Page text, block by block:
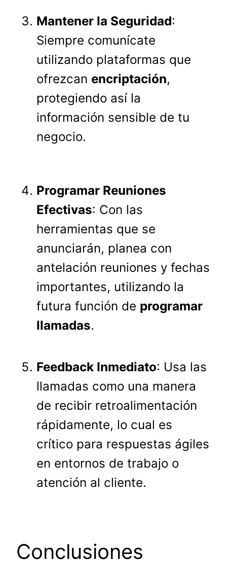
Mantener la Seguridad:
Siempre comunícate
utilizando plataformas que
ofrezcan encriptación,
protegiendo así la
información sensible de tu
negocio.
Programar Reuniones
Efectivas: Con las
herramientas que se
anunciarán, planea con
antelación reuniones y fechas
importantes, utilizando la
futura función de programar
llamadas.
Feedback Inmediato: Usa las
llamadas como una manera
de recibir retroalimentación
rápidamente, lo cual es
crítico para respuestas ágiles
en entornos de trabajo o
atención al cliente.
Conclusiones